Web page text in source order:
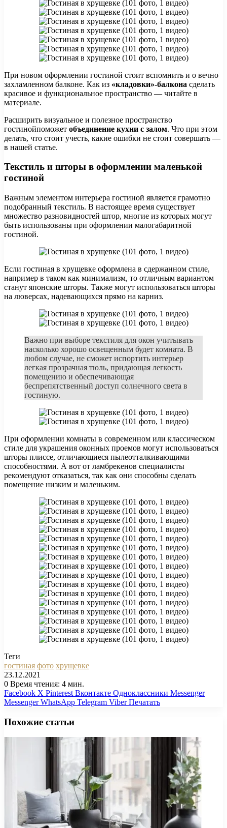
При новом оформлении гостиной стоит вспомнить и о вечно
захламленном балконе. Как из «кладовки»-балкона сделать
красивое и функциональное пространство — читайте в
материале.
Расширить визуальное и полезное пространство
гостинойпоможет объединение кухни с залом. Что при этом
делать, что стоит учесть, какие ошибки не стоит совершать —
в нашей статье.
Текстиль и шторы в оформлении маленькой
гостиной
Важным элементом интерьера гостиной является грамотно
подобранный текстиль. В настоящее время существует
множество разновидностей штор, многие из которых могут
быть использованы при оформлении малогабаритной
гостиной.
Если гостиная в хрущевке оформлена в сдержанном стиле,
например в таком как минимализм, то отличным вариантом
станут японские шторы. Также могут использоваться шторы
на люверсах, надевающихся прямо на карниз.
Важно при выборе текстиля для окон учитывать
насколько хорошо освещенным будет комната. В
любом случае, не сможет испортить интерьер
легкая прозрачная тюль, придающая легкость
помещению и обеспечивающая
беспрепятственный доступ солнечного света в
гостиную.
При оформлении комнаты в современном или классическом
стиле для украшения оконных проемов могут использоваться
шторы плиссе, отличающиеся пылеотталкивающими
способностями. А вот от ламбрекенов специалисты
рекомендуют отказаться, так как они способны сделать
помещение низким и маленьким.
Теги
гостиная фото хрущевке
23.12.2021
0 Время чтения: 4 мин.
Facebook X Pinterest Вконтакте Одноклассники Messenger
Messenger WhatsApp Telegram Viber Печатать
Похожие статьи